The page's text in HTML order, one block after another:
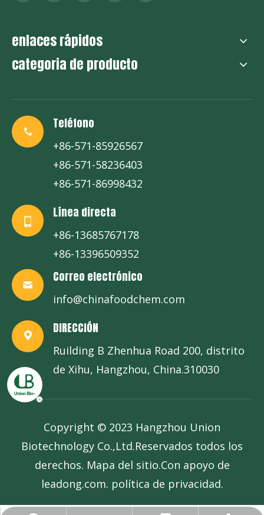
enlaces rápidos
categoria de producto
Teléfono
+86-571-85926567
+86-571-58236403
+86-571-86998432
Línea directa
+86-13685767178
+86-13396509352
Correo electrónico
info@chinafoodchem.com
DIRECCIÓN
Ruilding B Zhenhua Road 200, distrito
de Xihu, Hangzhou, China.310030
Copyright © 2023 Hangzhou Union
Biotechnology Co.,Ltd.Reservados todos los
derechos. Mapa del sitio.Con apoyo de
leadong.com. política de privacidad.